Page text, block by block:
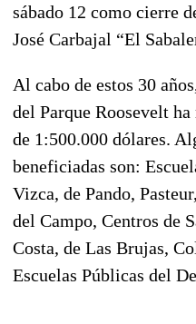
sábado 12 como cierre
José Carbajal “El
Al cabo de estos 30
del Parque Roosevelt
de 1:500.000 dólares.
beneficiadas son:
Vizca, de Pando,
del Campo, Centros de
Costa, de Las Brujas,
Escuelas Públicas del